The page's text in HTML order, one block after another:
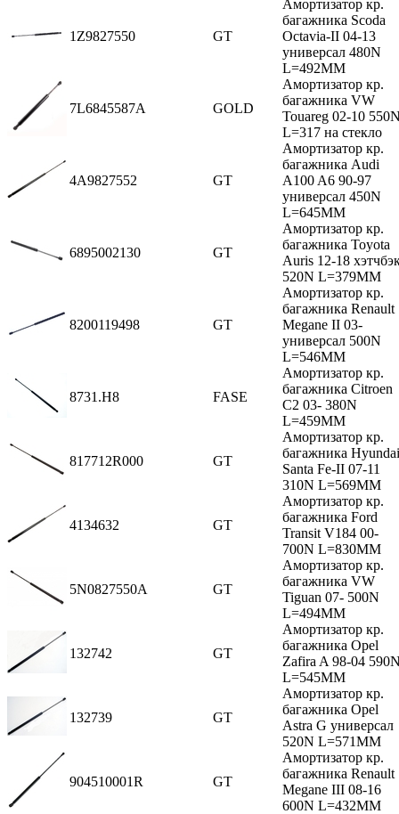
1Z9827550 GT
Амортизатор кр.
багажника Scoda
Octavia-II 04-13
универсал 480N
L=492MM
7L6845587A GOLD
Амортизатор кр.
багажника VW
Touareg 02-10
L=317 на стекло
4A9827552 GT
Амортизатор кр.
багажника Audi
A100 A6 90-97
универсал 450N
L=645MM
6895002130 GT
Амортизатор кр.
багажника Toyota
Auris 12-18
520N L=379MM
8200119498 GT
Амортизатор кр.
багажника Renault
Megane II 03-
универсал 500N
L=546MM
8731.H8 FASE
Амортизатор кр.
багажника Citroen
C2 03- 380N
L=459MM
817712R000 GT
Амортизатор кр.
багажника Hyundai
Santa Fe-II 07-11
310N L=569MM
4134632 GT
Амортизатор кр.
багажника Ford
Transit V184 00-
700N L=830MM
5N0827550A GT
Амортизатор кр.
багажника VW
Tiguan 07- 500N
L=494MM
132742 GT
Амортизатор кр.
багажника Opel
Zafira A 98-04
L=545MM
132739 GT
Амортизатор кр.
багажника Opel
Astra G универсал
520N L=571MM
904510001R GT
Амортизатор кр.
багажника Renault
Megane III 08-16
600N L=432MM